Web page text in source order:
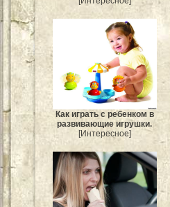
Как играть с ребенком в
развивающие игрушки.
[Интересное]